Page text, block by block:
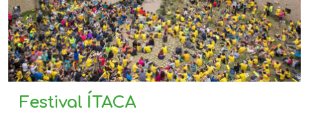
Festival ÍTACA